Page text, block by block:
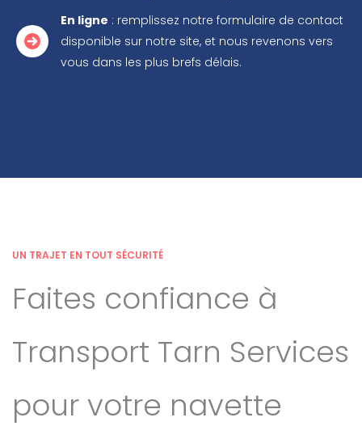
En ligne : remplissez notre formulaire de contact
disponible sur notre site, et nous revenons vers
vous dans les plus brefs délais.
UN TRAJET EN TOUT SÉCURITÉ
Faites confiance à
Transport Tarn Services
pour votre navette